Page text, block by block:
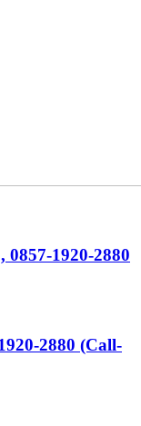
0857-1920-2880
2880 (Call-